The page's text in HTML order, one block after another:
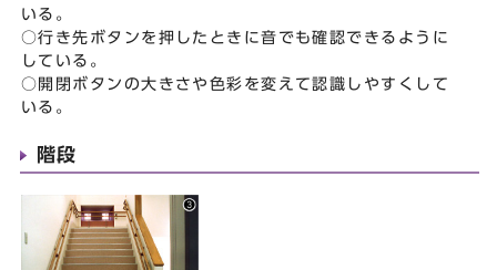
いる。
○行き先ボタンを押したときに音でも確認できるように
している。
○開閉ボタンの大きさや色彩を変えて認識しやすくして
いる。
階段